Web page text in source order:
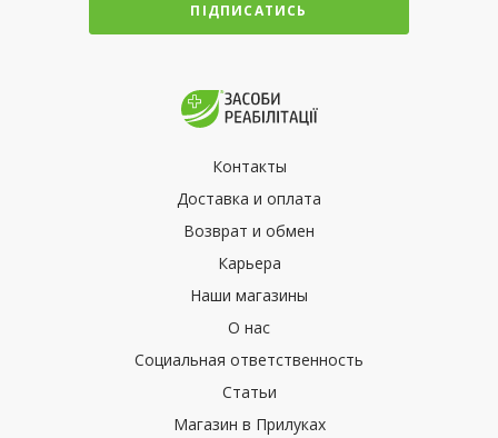
ПІДПИСАТИСЬ
Контакты
Доставка и оплата
Возврат и обмен
Карьера
Наши магазины
О нас
Социальная ответственность
Статьи
Магазин в Прилуках